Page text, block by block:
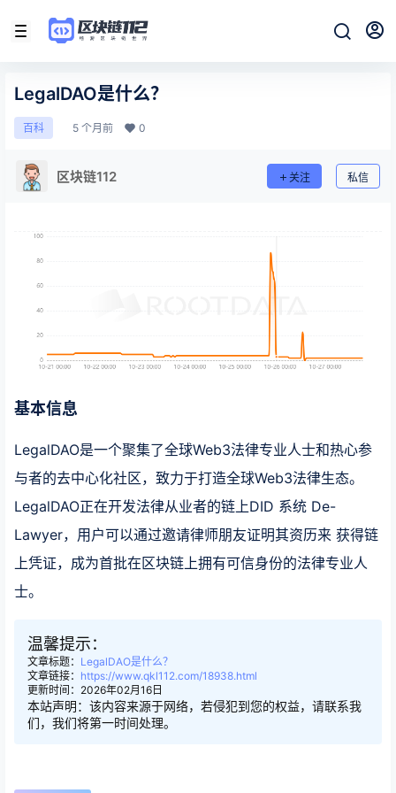
LegalDAO是什么？
百科 5 个月前 0
区块链112 关注 私信
基本信息
LegalDAO是一个聚集了全球Web3法律专业人士和热心参
与者的去中心化社区，致力于打造全球Web3法律生态。
LegalDAO正在开发法律从业者的链上DID 系统 De-
Lawyer，用户可以通过邀请律师朋友证明其资历来 获得链
上凭证，成为首批在区块链上拥有可信身份的法律专业人
士。
温馨提示：
文章标题： LegalDAO是什么？
文章链接： https://www.qkl112.com/18938.html
更新时间：2026年02月16日
本站声明：该内容来源于网络，若侵犯到您的权益，请联系我
们，我们将第一时间处理。